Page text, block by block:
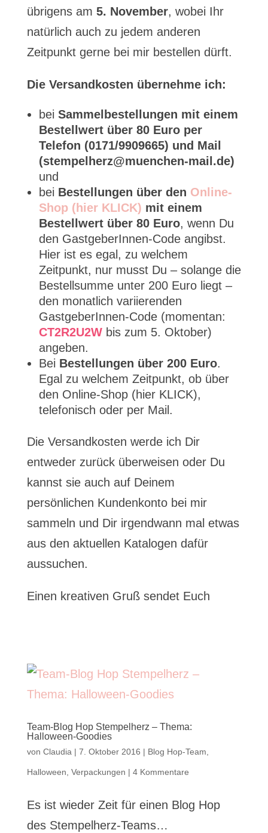
übrigens am 5. November, wobei Ihr
natürlich auch zu jedem anderen
Zeitpunkt gerne bei mir bestellen dürft.
Die Versandkosten übernehme ich:
bei Sammelbestellungen mit einem
Bestellwert über 80 Euro per
Telefon (0171/9909665) und Mail
(stempelherz@muenchen-mail.de)
und
bei Bestellungen über den Online-
Shop (hier KLICK) mit einem
Bestellwert über 80 Euro, wenn Du
den GastgeberInnen-Code angibst.
Hier ist es egal, zu welchem
Zeitpunkt, nur musst Du – solange die
Bestellsumme unter 200 Euro liegt –
den monatlich variierenden
GastgeberInnen-Code (momentan:
CT2R2U2Wbis zum 5. Oktober)
angeben.
Bei Bestellungen über 200 Euro.
Egal zu welchem Zeitpunkt, ob über
den Online-Shop (hier KLICK),
telefonisch oder per Mail.
Die Versandkosten werde ich Dir
entweder zurück überweisen oder Du
kannst sie auch auf Deinem
persönlichen Kundenkonto bei mir
sammeln und Dir irgendwann mal etwas
aus den aktuellen Katalogen dafür
aussuchen.
Einen kreativen Gruß sendet Euch
Team-Blog Hop Stempelherz – Thema:
Halloween-Goodies
von Claudia | 7. Oktober 2016 | Blog Hop-Team
Halloween Verpackungen | 4 Kommentare
Es ist wieder Zeit für einen Blog Hop
des Stempelherz-Teams…